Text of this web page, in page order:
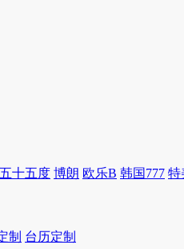
五十五度 博朗 欧乐B 韩国777 特
制 台历定制